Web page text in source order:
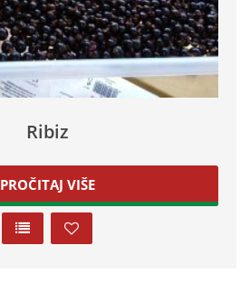
Ribiz
PROČITAJ VIŠE